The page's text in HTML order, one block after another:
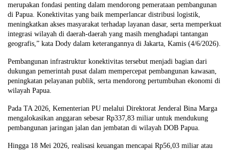
merupakan fondasi penting dalam mendorong pemerataan pembangunan
di Papua. Konektivitas yang baik memperlancar distribusi logistik,
meningkatkan akses masyarakat terhadap layanan dasar, serta memperkuat
integrasi wilayah di daerah-daerah yang masih menghadapi tantangan
geografis,” kata Dody dalam keterangannya di Jakarta, Kamis (4/6/2026).
Pembangunan infrastruktur konektivitas tersebut menjadi bagian dari
dukungan pemerintah pusat dalam mempercepat pembangunan kawasan,
peningkatan pelayanan publik, serta mendorong pertumbuhan ekonomi di
wilayah Papua.
Pada TA 2026, Kementerian PU melalui Direktorat Jenderal Bina Marga
mengalokasikan anggaran sebesar Rp337,83 miliar untuk mendukung
pembangunan jaringan jalan dan jembatan di wilayah DOB Papua.
Hingga 18 Mei 2026, realisasi keuangan mencapai Rp56,03 miliar atau